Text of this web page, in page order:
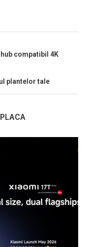
compatibil 4K
plantelor tale